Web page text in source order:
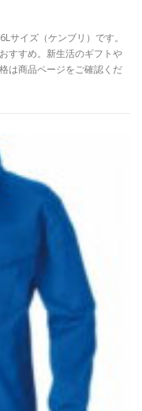
サイズ（ケンブリ）です。
すすめ。新生活のギフトや
は商品ページをご確認くだ